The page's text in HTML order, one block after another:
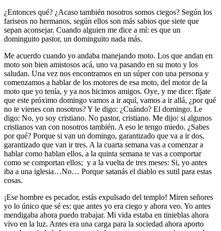
¿Entonces qué? ¿Acaso también nosotros somos ciegos? Según los
fariseos no hermanos, según ellos son más sabios que siete que
sepan aconsejar. Cuando alguien me dice a mí: es que un
dominguito pastor, un dominguito nada más.
Me acuerdo cuando yo andaba manejando moto. Los que andan en
moto son bien amistosos acá, uno va pasando en su moto y los
saludan. Una vez nos encontramos en un súper con una persona y
comenzamos a hablar de los motores de esa moto, del motor de la
moto que yo tenía, y ya nos hicimos amigos. Oye, y me dice: fíjate
que este próximo domingo vamos a ir aquí, vamos a ir allá, ¿por qué
no te vienes con nosotros? Y le digo: ¿Cuándo? El domingo. Le
digo: No, yo soy cristiano. No pastor, cristiano. Me dijo: si algunos
cristianos van con nosotros también. A eso le tengo miedo. ¿Sabes
por qué? Porque si van un domingo, garantizado que va a ir dos,
garantizado que van ir tres. A la cuarta semana vas a comenzar a
hablar como hablan ellos, a la quinta semana te vas a comportar
como se comportan ellos; y a la vuelta de tres meses: Si, yo antes
iba a una iglesia…No… Porque satanás el diablo es sutil para estas
cosas.
¡Ese hombre es pecador, estás expulsado del templo! Miren señores
yo lo único que sé es: que antes yo era ciego y ahora veo. Yo antes
mendigaba ahora puedo trabajar. Mi vida estaba en tinieblas ahora
vivo en la luz. Antes era una carga para la sociedad ahora aporto